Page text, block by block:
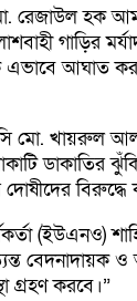
রেজাউল হক
গাড়ির
এভাবে আঘাত
মো. খায়রুল
ডাকাতির
বিরুদ্ধে
(ইউএনও)
বেদনাদায়ক
গ্রহণ করবে।”